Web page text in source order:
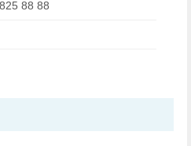
88 88